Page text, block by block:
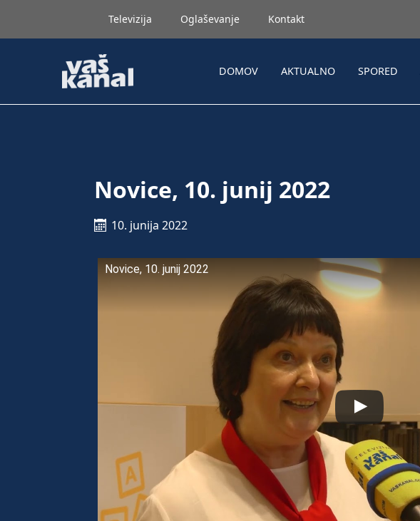
Televizija Oglaševanje Kontakt
DOMOV AKTUALNO SPORED
Novice, 10. junij 2022
10. junija 2022
Novice, 10. junij 2022